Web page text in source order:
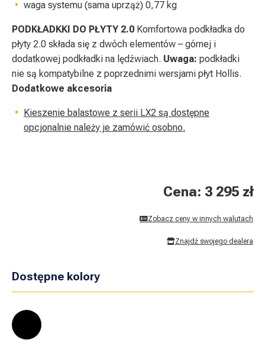
waga systemu (sama uprząż) 0,77 kg
PODKŁADKKI DO PŁYTY 2.0 Komfortowa podkładka do
płyty 2.0 składa się z dwóch elementów – górnej i
dodatkowej podkładki na lędźwiach. Uwaga: podkładki
nie są kompatybilne z poprzednimi wersjami płyt Hollis.
Dodatkowe akcesoria
Kieszenie balastowe z serii LX2 są dostępne
opcjonalnie należy je zamówić osobno.
Cena: 3 295 zł
Zobacz ceny w innych walutach
Znajdź swojego dealera
Dostępne kolory